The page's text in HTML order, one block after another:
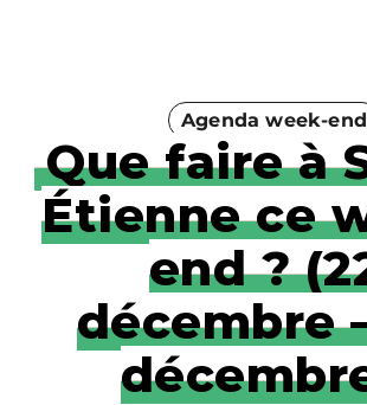
Agenda week-end
Que faire à
Étienne ce
end ?
décembre